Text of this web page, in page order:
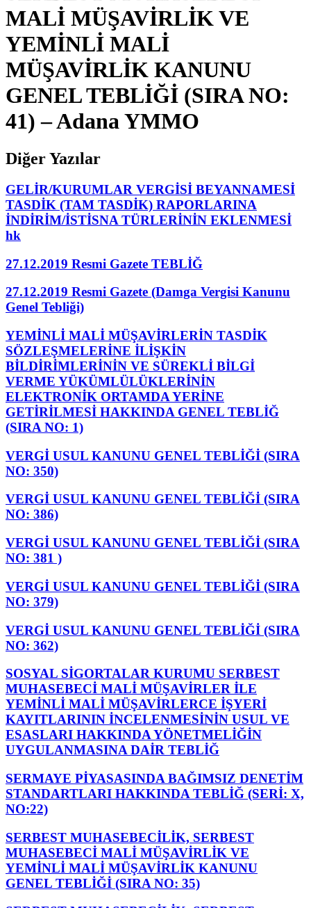
MALİ MÜŞAVİRLİK VE
YEMİNLİ MALİ
MÜŞAVİRLİK KANUNU
GENEL TEBLİĞİ (SIRA NO:
41) – Adana YMMO
Diğer Yazılar
GELİR/KURUMLAR VERGİSİ BEYANNAMESİ
TASDİK (TAM TASDİK) RAPORLARINA
İNDİRİM/İSTİSNA TÜRLERİNİN EKLENMESİ
hk
27.12.2019 Resmi Gazete TEBLİĞ
27.12.2019 Resmi Gazete (Damga Vergisi Kanunu
Genel Tebliği)
YEMİNLİ MALİ MÜŞAVİRLERİN TASDİK
SÖZLEŞMELERİNE İLİŞKİN
BİLDİRİMLERİNİN VE SÜREKLİ BİLGİ
VERME YÜKÜMLÜLÜKLERİNİN
ELEKTRONİK ORTAMDA YERİNE
GETİRİLMESİ HAKKINDA GENEL TEBLİĞ
(SIRA NO: 1)
VERGİ USUL KANUNU GENEL TEBLİĞİ (SIRA
NO: 350)
VERGİ USUL KANUNU GENEL TEBLİĞİ (SIRA
NO: 386)
VERGİ USUL KANUNU GENEL TEBLİĞİ (SIRA
NO: 381 )
VERGİ USUL KANUNU GENEL TEBLİĞİ (SIRA
NO: 379)
VERGİ USUL KANUNU GENEL TEBLİĞİ (SIRA
NO: 362)
SOSYAL SİGORTALAR KURUMU SERBEST
MUHASEBECİ MALİ MÜŞAVİRLER İLE
YEMİNLİ MALİ MÜŞAVİRLERCE İŞYERİ
KAYITLARININ İNCELENMESİNİN USUL VE
ESASLARI HAKKINDA YÖNETMELİĞİN
UYGULANMASINA DAİR TEBLİĞ
SERMAYE PİYASASINDA BAĞIMSIZ DENETİM
STANDARTLARI HAKKINDA TEBLİĞ (SERİ: X,
NO:22)
SERBEST MUHASEBECİLİK, SERBEST
MUHASEBECİ MALİ MÜŞAVİRLİK VE
YEMİNLİ MALİ MÜŞAVİRLİK KANUNU
GENEL TEBLİĞİ (SIRA NO: 35)